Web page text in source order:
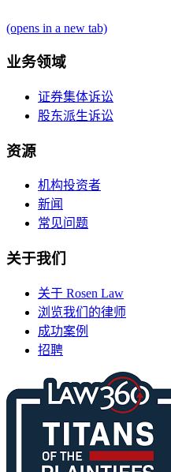
(opens in a new tab)
业务领域
证券集体诉讼
股东派生诉讼
资源
机构投资者
新闻
常见问题
关于我们
关于 Rosen Law
浏览我们的律师
成功案例
招聘